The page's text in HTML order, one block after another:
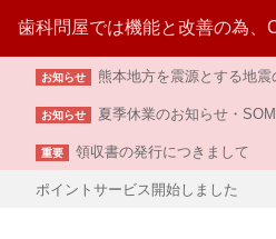
歯科問屋では機能と改善の為、
お知らせ 熊本地方を震源とする地
お知らせ 夏季休業のお知らせ・
重要 領収書の発行につきまして
ポイントサービス開始しました